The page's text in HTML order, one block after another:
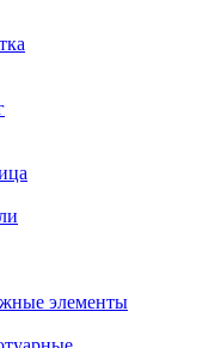
элементы